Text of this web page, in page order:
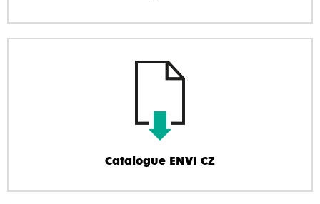
Catalogue ENVI CZ